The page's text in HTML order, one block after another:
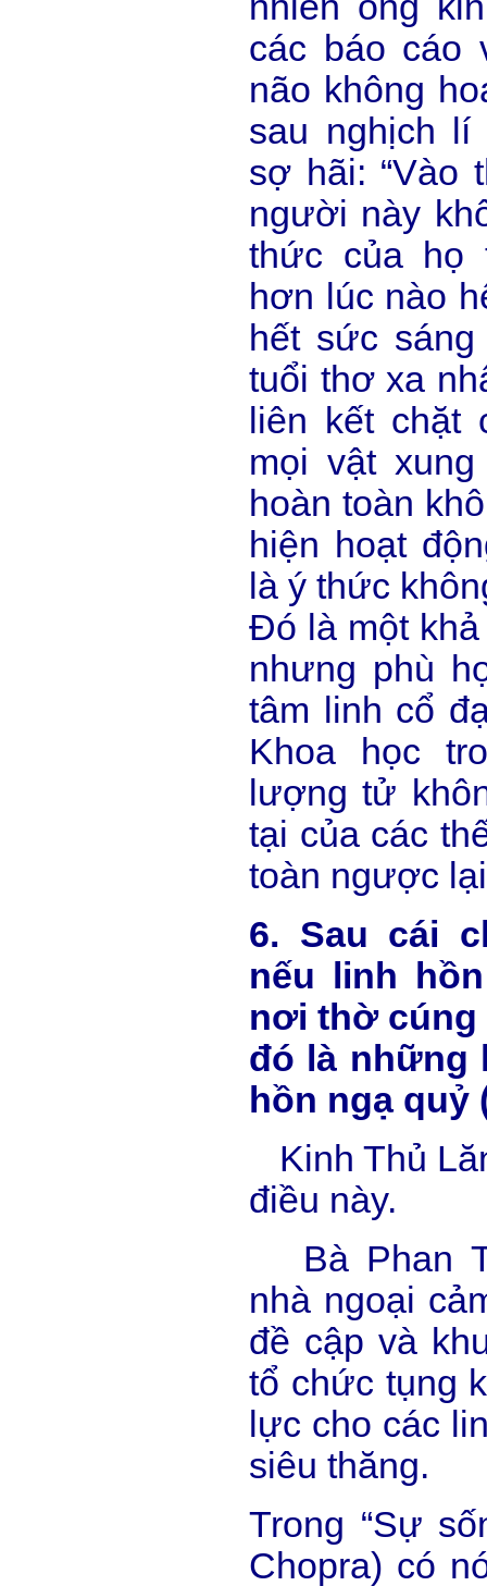
các báo cáo
não không
sau nghịch lí
sợ hãi: “Vào
người này
thức của họ
hơn lúc nào
hết sức
tuổi thơ xa
liên kết chặt
mọi vật
hoàn toàn
hiện hoạt
là ý thức
Đó là một
nhưng phù
tâm linh cổ
Khoa học
lượng tử
tại của các
toàn ngược
6. Sau cái
nếu linh
nơi thờ cúng
đó là những
hồn ngạ quỷ
Kinh Thủ
điều này.
Bà Phan
nhà ngoại
đề cập và
tổ chức tụng
lực cho các
siêu thăng.
Trong “Sự
Chopra) có